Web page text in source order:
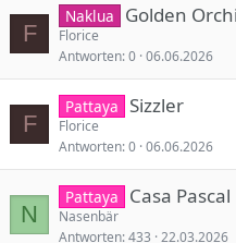
F
Naklua Golden
Florice
Antworten 0 06.06.2026
F
Pattaya Sizzler
Florice
Antworten 0 06.06.2026
N
Pattaya Casa Pascal
Nasenbär
Antworten 433 22.03.2026